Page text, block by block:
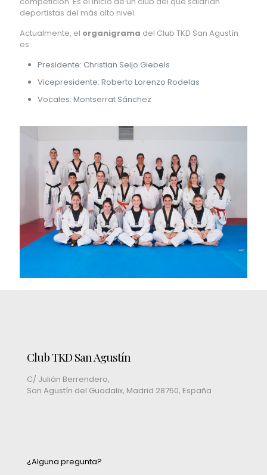
deportistas del más alto nivel.
Actualmente, el organigrama del Club TKD San Agustín
es:
Presidente: Christian Seijo Giebels
Vicepresidente: Roberto Lorenzo Rodelas
Vocales: Montserrat Sánchez
Club TKD San Agustín
C/ Julián Berrendero,
San Agustín del Guadalix, Madrid 28750, España
¿Alguna pregunta?